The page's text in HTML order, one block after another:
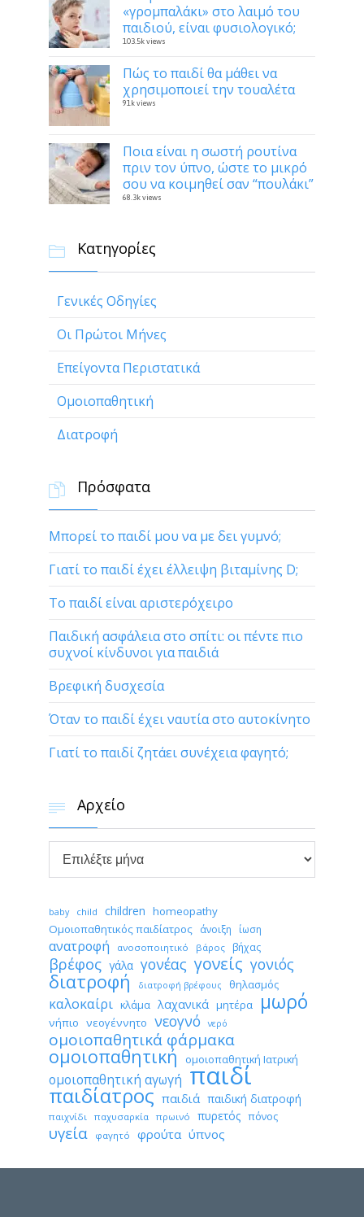
«γρομπαλάκι» στο λαιμό του
παιδιού, είναι φυσιολογικό;
103.5k views
Πώς το παιδί θα μάθει να
χρησιμοποιεί την τουαλέτα
91k views
Ποια είναι η σωστή ρουτίνα
πριν τον ύπνο, ώστε το μικρό
σου να κοιμηθεί σαν “πουλάκι”
68.3k views
 Κατηγορίες
Γενικές Οδηγίες
Οι Πρώτοι Μήνες
Επείγοντα Περιστατικά
Ομοιοπαθητική
Διατροφή
 Πρόσφατα
Μπορεί το παιδί μου να με δει γυμνό;
Γιατί το παιδί έχει έλλειψη βιταμίνης D;
Το παιδί είναι αριστερόχειρο
Παιδική ασφάλεια στο σπίτι: οι πέντε πιο
συχνοί κίνδυνοι για παιδιά
Βρεφική δυσχεσία
Όταν το παιδί έχει ναυτία στο αυτοκίνητο
Γιατί το παιδί ζητάει συνέχεια φαγητό;
 Αρχείο
Αρχείο
baby child children homeopathy
Ομοιοπαθητικός παιδίατρος άνοιξη ίωση
ανατροφή ανοσοποιητικό βάρος βήχας
βρέφος γάλα γονέας γονείς γονιός
διατροφή διατροφή βρέφους θηλασμός
καλοκαίρι κλάμα λαχανικά μητέρα μωρό
νήπιο νεογέννητο νεογνό νερό
ομοιοπαθητικά φάρμακα
ομοιοπαθητική ομοιοπαθητική Ιατρική
ομοιοπαθητική αγωγή παιδί
παιδίατρος παιδιά παιδική διατροφή
παιχνίδι παχυσαρκία πρωινό πυρετός πόνος
υγεία φαγητό φρούτα ύπνος